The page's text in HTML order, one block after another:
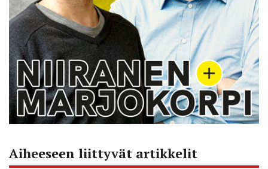
Aiheeseen liittyvät artikkelit